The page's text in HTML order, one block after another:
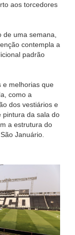
aos torcedores
de uma semana,
contempla a
padrão
e melhorias que
como a
dos vestiários e
pintura da sala do
a estrutura do
Januário.